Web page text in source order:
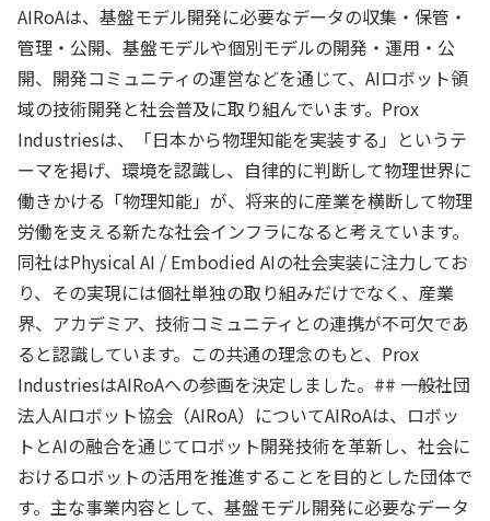
AIRoAは、基盤モデル開発に必要なデータの収集・保管・
管理・公開、基盤モデルや個別モデルの開発・運用・公
開、開発コミュニティの運営などを通じて、AIロボット領
域の技術開発と社会普及に取り組んでいます。Prox
Industriesは、「日本から物理知能を実装する」というテ
ーマを掲げ、環境を認識し、自律的に判断して物理世界に
働きかける「物理知能」が、将来的に産業を横断して物理
労働を支える新たな社会インフラになると考えています。
同社はPhysical AI / Embodied AIの社会実装に注力してお
り、その実現には個社単独の取り組みだけでなく、産業
界、アカデミア、技術コミュニティとの連携が不可欠であ
ると認識しています。この共通の理念のもと、Prox
IndustriesはAIRoAへの参画を決定しました。## 一般社団
法人AIロボット協会（AIRoA）についてAIRoAは、ロボッ
トとAIの融合を通じてロボット開発技術を革新し、社会に
おけるロボットの活用を推進することを目的とした団体で
す。主な事業内容として、基盤モデル開発に必要なデータ